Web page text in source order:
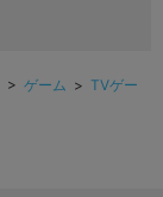
> ゲーム > TVゲー